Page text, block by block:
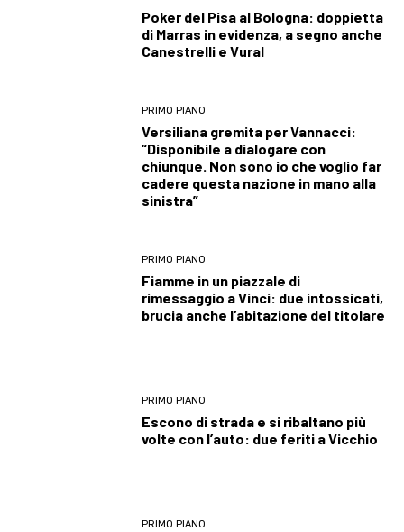
Poker del Pisa al Bologna: doppietta
di Marras in evidenza, a segno anche
Canestrelli e Vural
PRIMO PIANO
Versiliana gremita per Vannacci:
“Disponibile a dialogare con
chiunque. Non sono io che voglio far
cadere questa nazione in mano alla
sinistra”
PRIMO PIANO
Fiamme in un piazzale di
rimessaggio a Vinci: due intossicati,
brucia anche l’abitazione del titolare
PRIMO PIANO
Escono di strada e si ribaltano più
volte con l’auto: due feriti a Vicchio
PRIMO PIANO